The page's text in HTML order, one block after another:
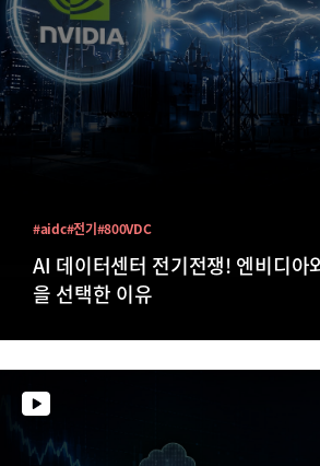
AI 데이터센터 전기전쟁! 엔비디아
을 선택한 이유
#aidc#전기#800VDC